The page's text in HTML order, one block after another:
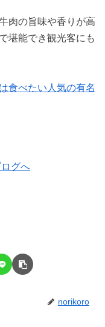
肉の旨味や香りが高
堪能でき観光客にも
食べたい人気の有名
norikoro